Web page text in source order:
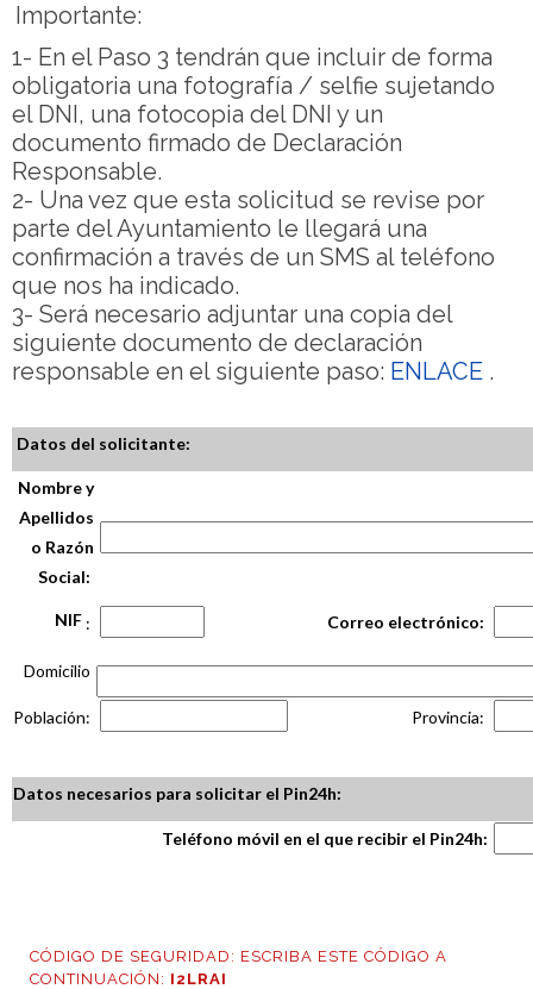
Importante:
1- En el Paso 3 tendrán que incluir de forma
obligatoria una fotografía / selfie sujetando
el DNI, una fotocopia del DNI y un
documento firmado de Declaración
Responsable.
2- Una vez que esta solicitud se revise por
parte del Ayuntamiento le llegará una
confirmación a través de un SMS al teléfono
que nos ha indicado.
3- Será necesario adjuntar una copia del
siguiente documento de declaración
responsable en el siguiente paso: ENLACE .
Datos del solicitante:
Nombre y
Apellidos
o Razón
Social:
NIF : Correo electrónico:
Domicilio
Población: Provincia:
Datos necesarios para solicitar el Pin24h:
Teléfono móvil en el que recibir el Pin24h:
CÓDIGO DE SEGURIDAD: ESCRIBA ESTE CÓDIGO A
CONTINUACIÓN: I2LRAI